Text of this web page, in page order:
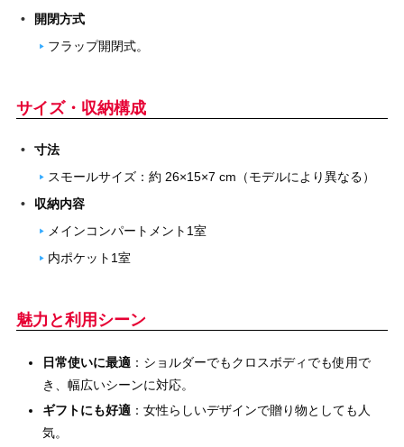
開閉方式
フラップ開閉式。
サイズ・収納構成
寸法
スモールサイズ：約 26×15×7 cm（モデルにより異なる）
収納内容
メインコンパートメント1室
内ポケット1室
魅力と利用シーン
日常使いに最適 ：ショルダーでもクロスボディでも使用で
き、幅広いシーンに対応。
ギフトにも好適 ：女性らしいデザインで贈り物としても人
気。